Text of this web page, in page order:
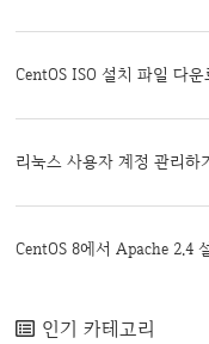
CentOS ISO 설치 파일 다운
리눅스 사용자 계정 관리하
CentOS 8에서 Apache 2.4
인기 카테고리